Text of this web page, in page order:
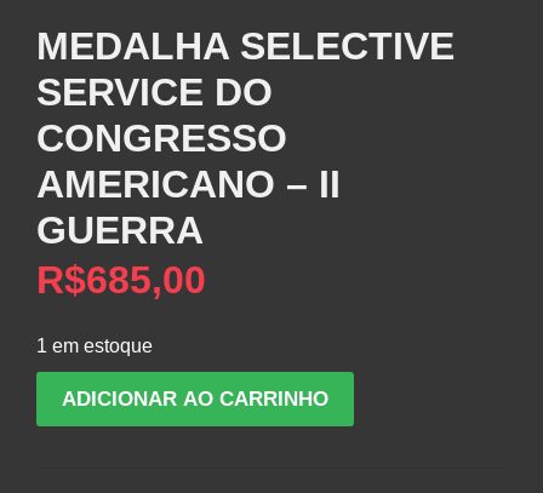
MEDALHA SELECTIVE
SERVICE DO
CONGRESSO
AMERICANO – II
GUERRA
R$685,00
1 em estoque
SELECTIVE
ADICIONAR AO CARRINHO